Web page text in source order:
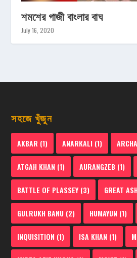
শমশের গাজী বাংলার বাঘ
July 16, 2020
সহজে খুঁজুন
AKBAR (1) ANARKALI (1)
ATGAH KHAN (1) AURANGZEB (1)
BATTLE OF PLASSEY(3) GREAT
GULRUKH BANU (2) HUMAYUN (1)
INQUISITION (1) ISA KHAN (1)